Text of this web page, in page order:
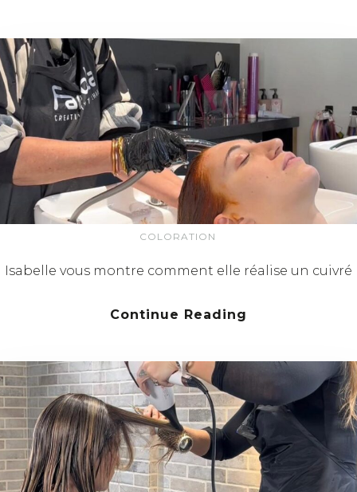
COLORATION
Isabelle vous montre comment elle réalise un cuivré
Continue Reading